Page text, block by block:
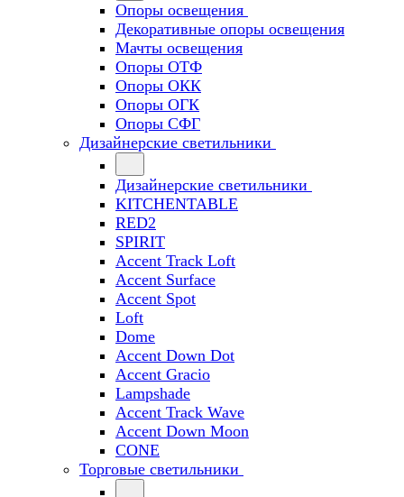
Опоры освещения
Декоративные опоры освещения
Мачты освещения
Опоры ОТФ
Опоры ОКК
Опоры ОГК
Опоры СФГ
Дизайнерские светильники
Дизайнерские светильники
KITCHENTABLE
RED2
SPIRIT
Accent Track Loft
Accent Surface
Accent Spot
Loft
Dome
Accent Down Dot
Accent Gracio
Lampshade
Accent Track Wave
Accent Down Moon
CONE
Торговые светильники